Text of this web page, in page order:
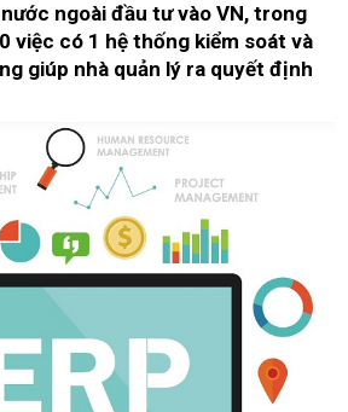
ngoài đầu tư vào VN, trong
việc có 1 hệ thống kiểm soát và
giúp nhà quản lý ra quyết định